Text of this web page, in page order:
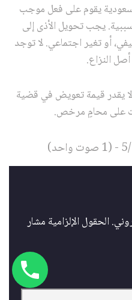
يقوم على فعل موجب
يجب تحويل الأذى إلى
أو تغير اجتماعي. لا توجد
النزاع.
يقدر قيمة تعويض في قضية
على محامٍ مرخص.
واحد)
الحقول الإلزامية مشار